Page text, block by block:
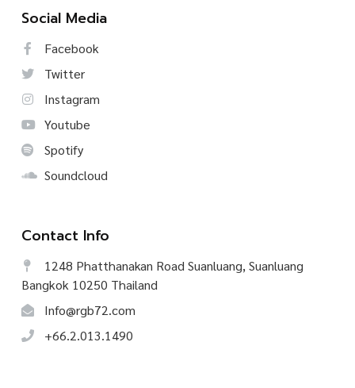
Social Media
Facebook
Twitter
Instagram
Youtube
Spotify
Soundcloud
Contact Info
1248 Phatthanakan Road Suanluang, Suanluang
Bangkok 10250 Thailand
Info@rgb72.com
+66.2.013.1490